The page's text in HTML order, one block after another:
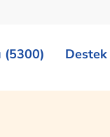
(5300) Destek